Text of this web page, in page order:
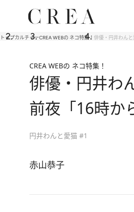
トップカルチャーCREA WEBの ネコ特集！ 俳優・円井わん
CREA WEBの ネコ特集！
俳優・円井わ
前夜「16時か
円井わんと愛猫 #1
赤山恭子